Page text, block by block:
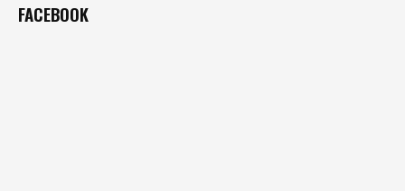
FACEBOOK